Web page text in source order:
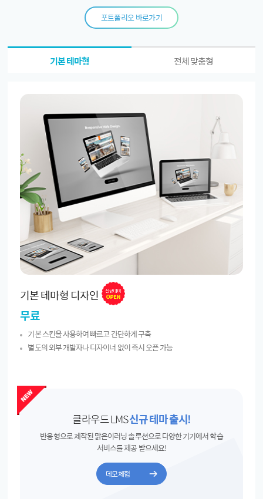
포트폴리오 바로가기
기본 테마형 전체 맞춤형
기본 테마형 디자인
무료
기본 스킨을 사용하여 빠르고 간단하게 구축
별도의 외부 개발자나 디자이너 없이 즉시 오픈 가능
클라우드 LMS신규 테마 출시!
반응형으로 제작된 맑은이러닝 솔루션으로다양한 기기에서 학습
서비스를 제공 받으세요!
데모체험